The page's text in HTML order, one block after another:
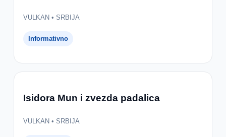
VULKAN • SRBIJA
Informativno
Isidora Mun i zvezda padalica
VULKAN • SRBIJA